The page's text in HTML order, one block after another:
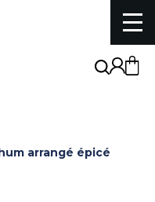
arrangé épicé